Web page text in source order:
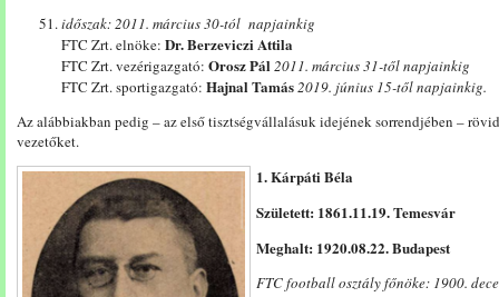
időszak: 2011. március 30-tól napjainkig
FTC Zrt. elnöke: Dr. Berzeviczi Attila
FTC Zrt. vezérigazgató: Orosz Pál2011. március 31-től napjainkig
FTC Zrt. sportigazgató: Hajnal Tamás2019. június 15-től napjainkig.
Az alábbiakban pedig – az első tisztségvállalásuk idejének sorrendjében –
vezetőket.
1. Kárpáti Béla
Született: 1861.11.19. Temesvár
Meghalt: 1920.08.22. Budapest
FTC football osztály főnöke: 1900.